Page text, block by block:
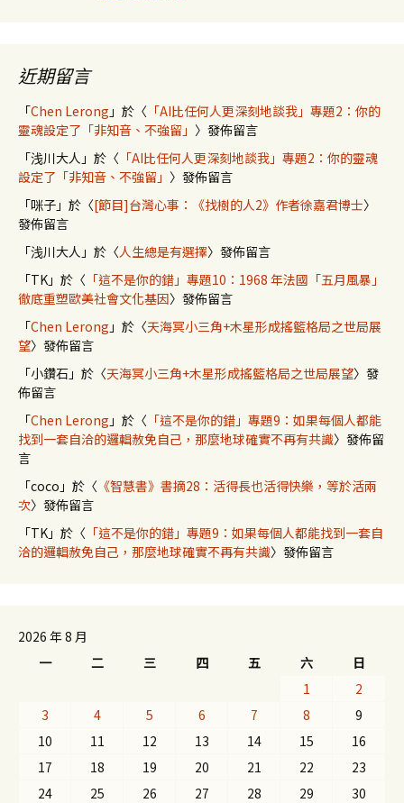
近期留言
「Chen Lerong 」於〈 「AI比任何人更深刻地談我」專題2：你的
靈魂設定了「非知音、不強留」 〉發佈留言
「浅川大人 」於〈 「AI比任何人更深刻地談我」專題2：你的靈魂
設定了「非知音、不強留」 〉發佈留言
「咪子 」於〈[節目]台灣心事：《找樹的人2》作者徐嘉君博士〉
發佈留言
「浅川大人 」於〈人生總是有選擇〉發佈留言
「TK」於〈 「這不是你的錯」專題10：1968 年法國「五月風暴」
徹底重塑歐美社會文化基因〉發佈留言
「Chen Lerong 」於〈天海冥小三角+木星形成搖籃格局之世局展
望〉發佈留言
「小鑽石 」於〈天海冥小三角+木星形成搖籃格局之世局展望〉發
佈留言
「Chen Lerong 」於〈 「這不是你的錯」專題9：如果每個人都能
找到一套自洽的邏輯赦免自己，那麼地球確實不再有共識〉發佈留
言
「coco 」於〈 《智慧書》書摘28：活得長也活得快樂，等於活兩
次〉發佈留言
「TK」於〈 「這不是你的錯」專題9：如果每個人都能找到一套自
洽的邏輯赦免自己，那麼地球確實不再有共識〉發佈留言
2026 年 8 月
一
二 三 四 五 六
日
1
2
3
4 5 6 7 8
9
10
11 12 13 14 15
16
17
18 19 20 21 22
23
24
25 26 27 28 29 30